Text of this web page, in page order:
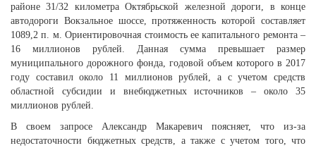
районе 31/32 километра Октябрьской железной дороги, в конце
автодороги Вокзальное шоссе, протяженность которой составляет
1089,2 п. м. Ориентировочная стоимость ее капитального ремонта –
16 миллионов рублей. Данная сумма превышает размер
муниципального дорожного фонда, годовой объем которого в 2017
году составил около 11 миллионов рублей, а с учетом средств
областной субсидии и внебюджетных источников – около 35
миллионов рублей.
В своем запросе Александр Макаревич поясняет, что из-за
недостаточности бюджетных средств, а также с учетом того, что